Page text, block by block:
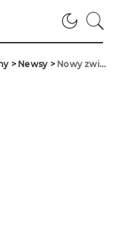
> Newsy> Nowy zwiastun drugiego sezonu „The Walking Dead: Dead City”